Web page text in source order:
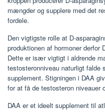
mængder og supplere med det
fordele.
Den vigtigste rolle at D-
produktionen af ​​hormoner derfor
Dette er især vigtigt i aldrende
testosteronniveau naturligt falde
supplement. Stigningen i DAA
for at få de testosteron niveauer
DAA er et ideelt supplement til